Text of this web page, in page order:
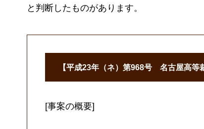
と判断したものがあります。
【平成23年（ネ）第968号 名古屋高等
[事案の概要]